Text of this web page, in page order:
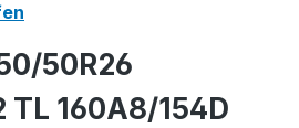
50R26
TL 160A8/154D